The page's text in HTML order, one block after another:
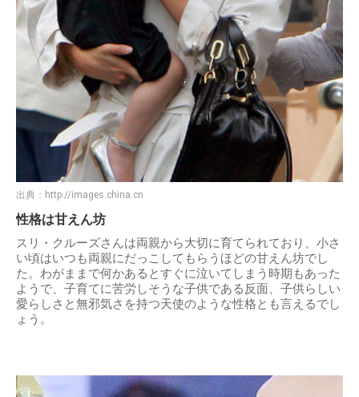
出典： http://images.china.cn
性格は甘えん坊
スリ・クルーズさんは両親から大切に育てられており、小さ
い頃はいつも両親にだっこしてもらうほどの甘えん坊でし
た。わがままで何かあるとすぐに泣いてしまう時期もあった
ようで、子育てに苦労しそうな子供である反面、子供らしい
愛らしさと無邪気さを持つ天使のような性格とも言えるでし
ょう。